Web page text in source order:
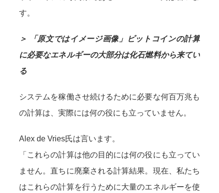
す。
＞ 「原文ではイメージ画像」ビットコインの計算
に必要なエネルギーの大部分は化石燃料から来てい
る
システムを稼働させ続けるために必要な何百万兆も
の計算は、実際には何の役にも立っていません。
Alex de Vries氏は言います。
「これらの計算は他の目的には何の役にも立ってい
ません。直ちに廃棄される計算結果。現在、私たち
はこれらの計算を行うために大量のエネルギーを使